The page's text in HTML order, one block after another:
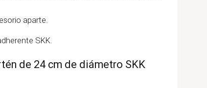
aparte.
SKK.
de 24 cm de diámetro SKK